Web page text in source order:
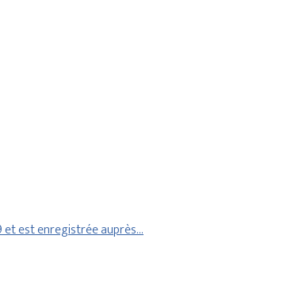
et est enregistrée auprès…